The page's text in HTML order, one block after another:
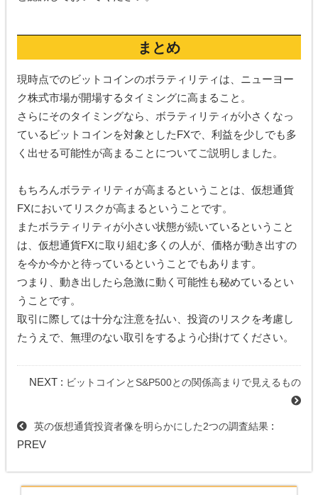
まとめ
現時点でのビットコインのボラティリティは、ニューヨー
ク株式市場が開場するタイミングに高まること。
さらにそのタイミングなら、ボラティリティが小さくなっ
ているビットコインを対象としたFXで、利益を少しでも多
く出せる可能性が高まることについてご説明しました。
もちろんボラティリティが高まるということは、仮想通貨
FXにおいてリスクが高まるということです。
またボラティリティが小さい状態が続いているということ
は、仮想通貨FXに取り組む多くの人が、価格が動き出すの
を今か今かと待っているということでもあります。
つまり、動き出したら急激に動く可能性も秘めているとい
うことです。
取引に際しては十分な注意を払い、投資のリスクを考慮し
たうえで、無理のない取引をするよう心掛けてください。
NEXT : ビットコインとS&P500との関係高まりで見えるもの
英の仮想通貨投資者像を明らかにした2つの調査結果 :
PREV